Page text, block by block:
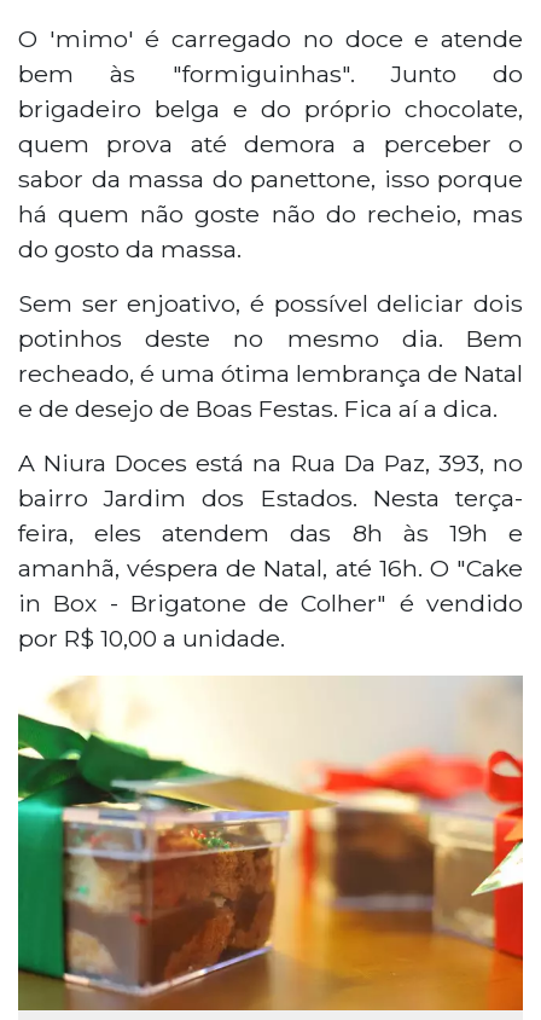
O 'mimo' é carregado no doce e atende
bem às "formiguinhas". Junto do
brigadeiro belga e do próprio chocolate,
quem prova até demora a perceber o
sabor da massa do panettone, isso porque
há quem não goste não do recheio, mas
do gosto da massa.
Sem ser enjoativo, é possível deliciar dois
potinhos deste no mesmo dia. Bem
recheado, é uma ótima lembrança de Natal
e de desejo de Boas Festas. Fica aí a dica.
A Niura Doces está na Rua Da Paz, 393, no
bairro Jardim dos Estados. Nesta terça-
feira, eles atendem das 8h às 19h e
amanhã, véspera de Natal, até 16h. O "Cake
in Box - Brigatone de Colher" é vendido
por R$ 10,00 a unidade.